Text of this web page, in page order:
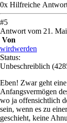
0x Hilfreiche
#5
Antwort vom 21.
Von
wirdwerden
Status:
Unbeschreiblich
Eben! Zwar geht
Anfangsvermögen
wo ja offensichtlich
sein, wenn es zu
geschieht, keine